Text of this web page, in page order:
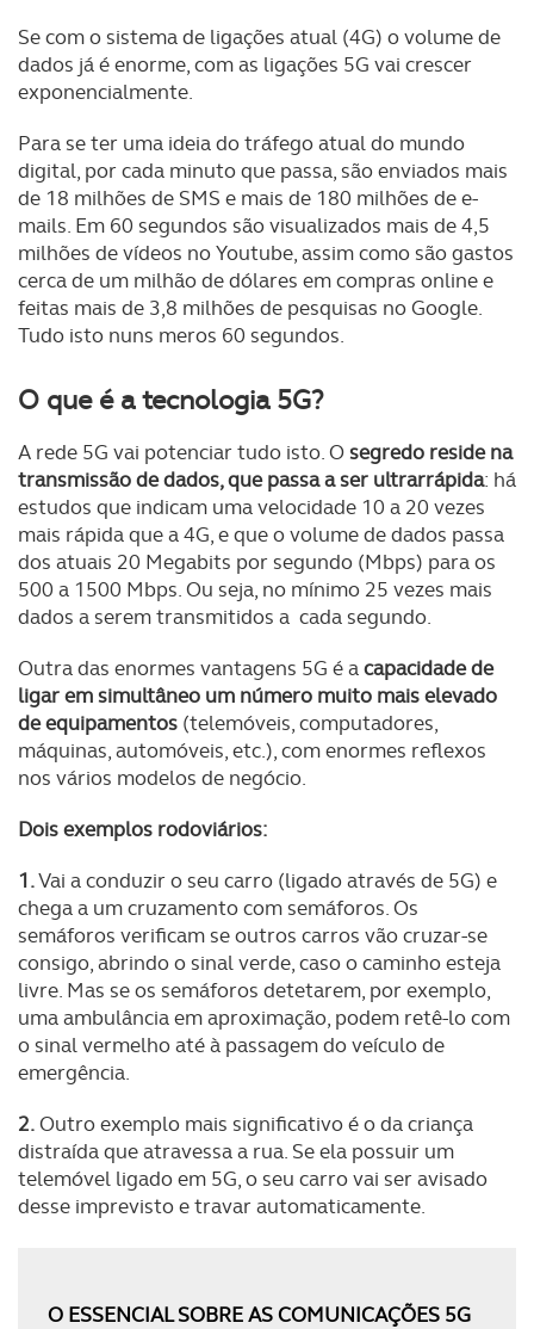
Se com o sistema de ligações atual (4G) o volume de
dados já é enorme, com as ligações 5G vai crescer
exponencialmente.
Para se ter uma ideia do tráfego atual do mundo
digital, por cada minuto que passa, são enviados mais
de 18 milhões de SMS e mais de 180 milhões de e-
mails. Em 60 segundos são visualizados mais de 4,5
milhões de vídeos no Youtube, assim como são gastos
cerca de um milhão de dólares em compras online e
feitas mais de 3,8 milhões de pesquisas no Google.
Tudo isto nuns meros 60 segundos.
O que é a tecnologia 5G?
A rede 5G vai potenciar tudo isto. Osegredo reside na
transmissão de dados, que passa a ser ultrarrápida: há
estudos que indicam uma velocidade 10 a 20 vezes
mais rápida que a 4G, e que o volume de dados passa
dos atuais 20 Megabits por segundo (Mbps) para os
500 a 1500 Mbps. Ou seja, no mínimo 25 vezes mais
dados a serem transmitidos a cada segundo.
Outra das enormes vantagens 5G é acapacidade de
ligar em simultâneo um número muito mais elevado
de equipamentos (telemóveis, computadores,
máquinas, automóveis, etc.), com enormes reflexos
nos vários modelos de negócio.
Dois exemplos rodoviários:
1.Vai a conduzir o seu carro (ligado através de 5G) e
chega a um cruzamento com semáforos. Os
semáforos verificam se outros carros vão cruzar-se
consigo, abrindo o sinal verde, caso o caminho esteja
livre. Mas se os semáforos detetarem, por exemplo,
uma ambulância em aproximação, podem retê-lo com
o sinal vermelho até à passagem do veículo de
emergência.
2.Outro exemplo mais significativo é o da criança
distraída que atravessa a rua. Se ela possuir um
telemóvel ligado em 5G, o seu carro vai ser avisado
desse imprevisto e travar automaticamente.
O ESSENCIAL SOBRE AS COMUNICAÇÕES 5G